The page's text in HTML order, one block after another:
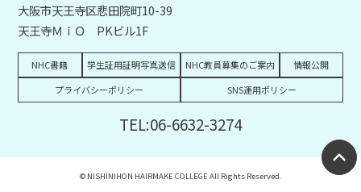
大阪市天王寺区悲田院町10-39
天王寺ＭｉＯ PKビル1F
NHC書籍 学生証用証明写真送信 NHC教員募集のご案内
情報公開
プライバシーポリシー
SNS運用ポリシー
TEL:06-6632-3274
© NISHINIHON HAIRMAKE COLLEGE All Rights Reserved.